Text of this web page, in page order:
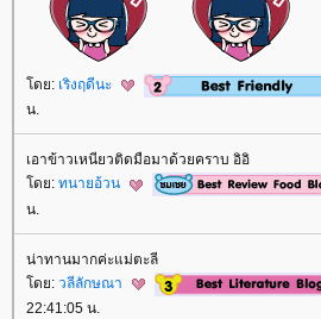
ดย: เริงฤดีนะ
น.
เอาข้าวเหนียวติดมือมาด้วยคราบ อิอิ
ดย: ทนายอ้วน
น.
น่าทานมากค่ะแม่ตะลี
ดย: วลีลักษณา
22:41:05 น.